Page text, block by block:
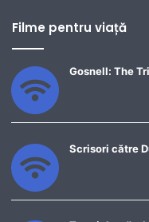
Filme pentru viață
Gosnell: The
Scrisori către